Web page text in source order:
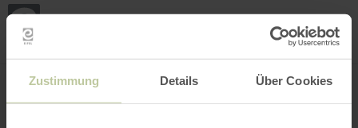
Zustimmung Details Über Cookies
INTERAKTIVE KARTE
Filter öffnen